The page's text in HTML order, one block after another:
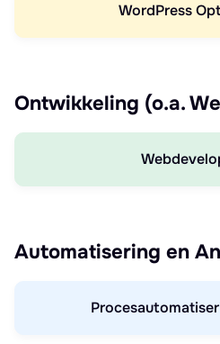
WordPress
Ontwikkeling (o.a.
Automatisering en